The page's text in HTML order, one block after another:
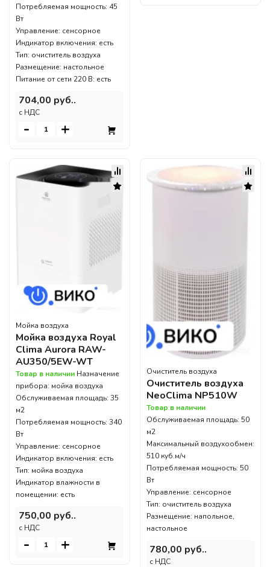
Потребляемая мощность: 45
Вт
Управление: сенсорное
Индикатор включения: есть
Тип: очиститель воздуха
Размещение: настольное
Питание от сети 220 В: есть
704,00 руб..
c НДС
- +
Мойка воздуха
Мойка воздуха Royal
Clima Aurora RAW-
AU350/5EW-WT
Товар в наличии Назначение
прибора: мойка воздуха
Обслуживаемая площадь: 35
м2
Потребляемая мощность: 340
Вт
Управление: сенсорное
Индикатор включения: есть
Тип: мойка воздуха
Индикатор влажности в
помещении: есть
750,00 руб..
c НДС
- +
Очиститель воздуха
Очиститель воздуха
NeoClima NP510W
Товар в наличии
Обслуживаемая площадь: 50
м2
Максимальный воздухообмен:
510 куб.м/ч
Потребляемая мощность: 50
Вт
Управление: сенсорное
Тип: очиститель воздуха
Размещение: напольное,
настольное
780,00 руб..
c НДС